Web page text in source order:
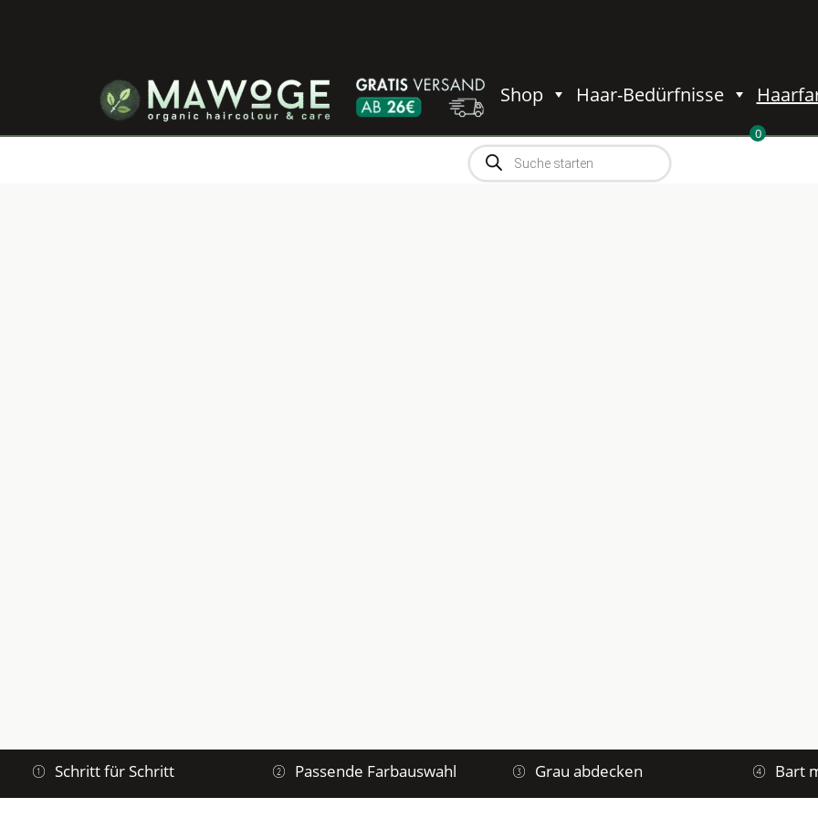
Shop Haar-Bedürfnisse
Products
search
0
Schritt für Schritt Passende Farbauswahl Grau abdecken Bart